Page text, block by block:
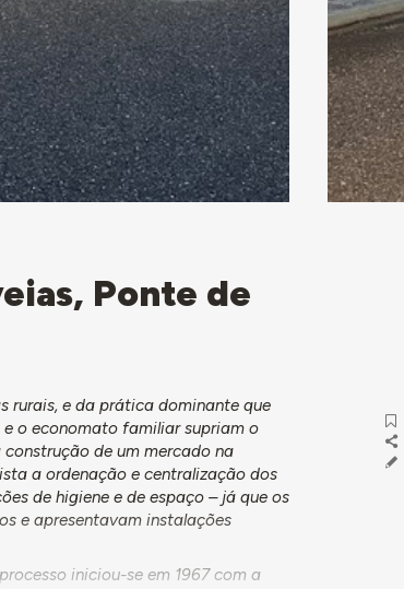
Ponte de
rurais, e da prática dominante que
o economato familiar supriam o
de um mercado na
a ordenação e centralização dos
de higiene e de espaço – já que os
e apresentavam instalações
iniciou-se em 1967 com a